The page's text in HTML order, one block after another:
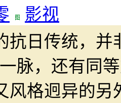
影视
抗日传统，
脉，还有同
风格迥异的